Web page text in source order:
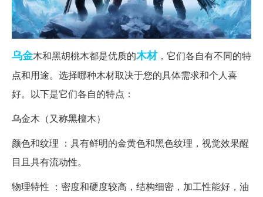
乌金木和黑胡桃木都是优质的木材，它们各自有不同的特
点和用途。选择哪种木材取决于您的具体需求和个人喜
好。以下是它们各自的特点：
乌金木（又称黑檀木）
颜色和纹理 ：具有鲜明的金黄色和黑色纹理，视觉效果醒
目且具有流动性。
物理特性 ：密度和硬度较高，结构细密，加工性能好，油